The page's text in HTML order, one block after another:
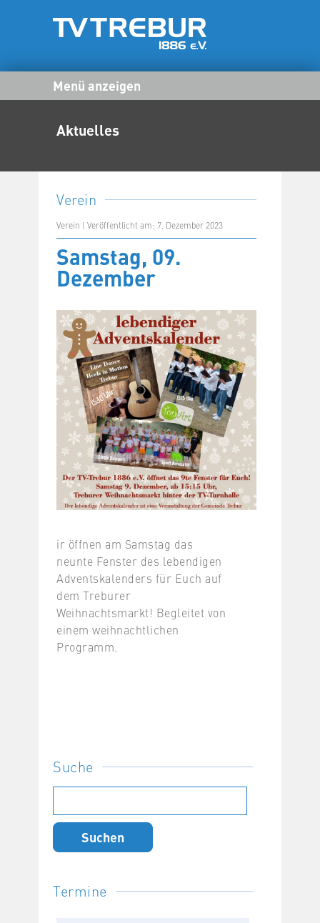
Menü anzeigen
Aktuelles
Verein
Verein | Veröffentlicht am: 7. Dezember 2023
Samstag, 09.
Dezember
ir öffnen am Samstag das
neunte Fenster des lebendigen
Adventskalenders für Euch auf
dem Treburer
Weihnachtsmarkt! Begleitet von
einem weihnachtlichen
Programm.
Suche
nach:
Termine